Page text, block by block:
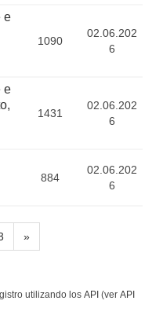
e
1090
02.06.202
6
e
1431
02.06.202
6
884
02.06.202
6
»
utilizando los API (ver API